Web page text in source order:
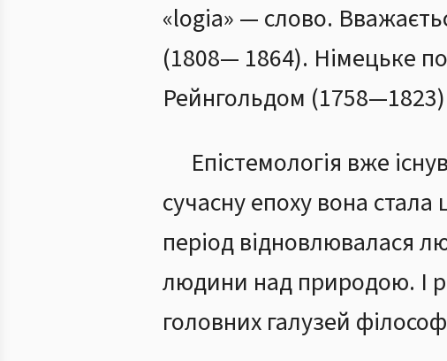
«logia» — слово.
(1808— 1864). Німецьке
Рейнгольдом
Епістемологія вже
сучасну епоху вона
період відновлювалася
людини над природою. І
головних галузей